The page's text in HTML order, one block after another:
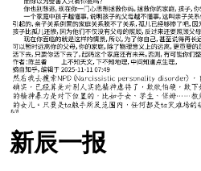
新辰一报